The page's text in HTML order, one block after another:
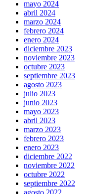
mayo 2024
abril 2024
marzo 2024
febrero 2024
enero 2024
diciembre 2023
noviembre 2023
octubre 2023
septiembre 2023
agosto 2023
julio 2023
junio 2023
mayo 2023
abril 2023
marzo 2023
febrero 2023
enero 2023
diciembre 2022
noviembre 2022
octubre 2022
septiembre 2022
agosto 2022